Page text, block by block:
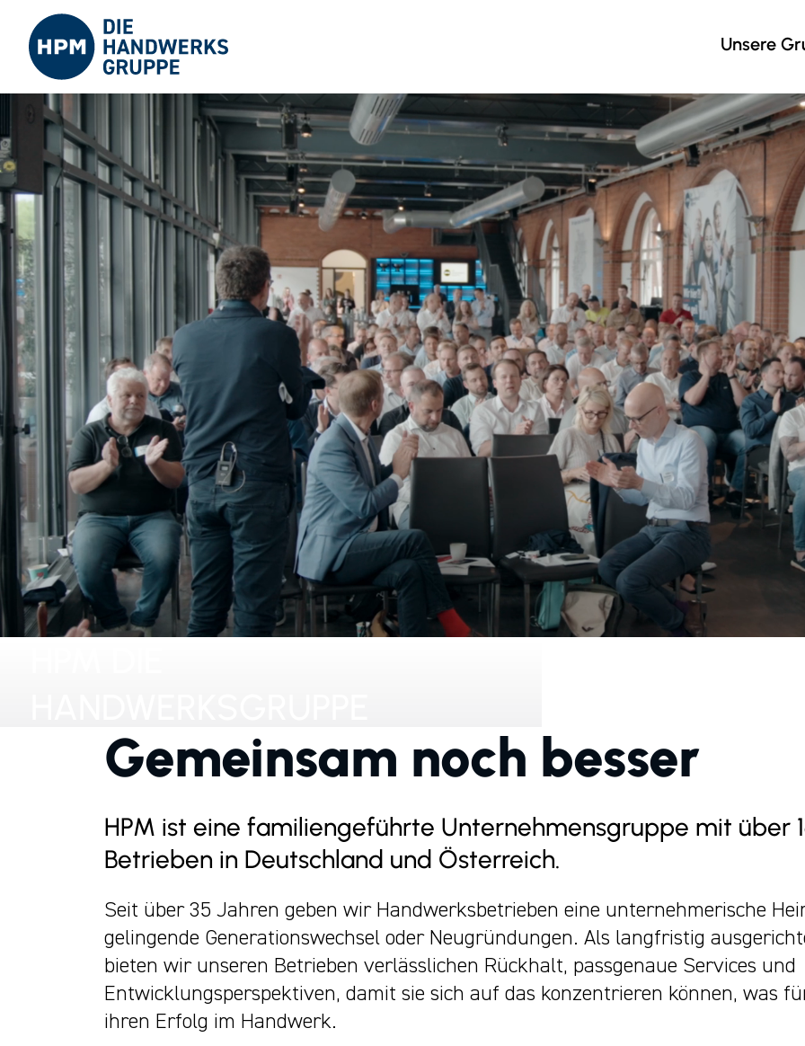
Unsere
Dein Betrieb.
Deine
Gruppe.
Dein Erfolg.
Gemeinsam noch besser
HPM ist eine familiengeführte Unternehmensgruppe mit über
Betrieben in Deutschland und Österreich.
Seit über 35 Jahren geben wir Handwerksbetrieben eine unternehmerische
gelingende Generationswechsel oder Neugründungen. Als langfristig
bieten wir unseren Betrieben verlässlichen Rückhalt, passgenaue Services und
Entwicklungsperspektiven, damit sie sich auf das konzentrieren können, was
ihren Erfolg im Handwerk.